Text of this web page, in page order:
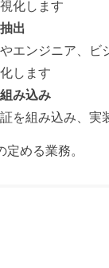
化します
出
エンジニア、
します
み込み
を組み込み、
める業務。